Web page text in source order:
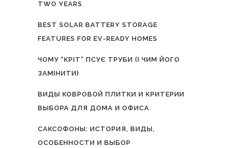
TWO YEARS
BEST SOLAR BATTERY STORAGE
FEATURES FOR EV-READY HOMES
ЧОМУ “КРІТ” ПСУЄ ТРУБИ (І ЧИМ ЙОГО
ЗАМІНИТИ)
ВИДЫ КОВРОВОЙ ПЛИТКИ И КРИТЕРИИ
ВЫБОРА ДЛЯ ДОМА И ОФИСА
САКСОФОНЫ: ИСТОРИЯ, ВИДЫ,
ОСОБЕННОСТИ И ВЫБОР